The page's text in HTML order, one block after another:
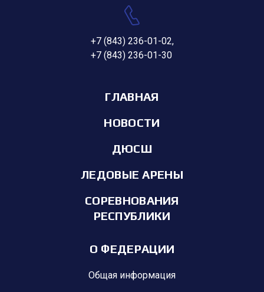
+7 (843) 236-01-02,
+7 (843) 236-01-30
ГЛАВНАЯ
НОВОСТИ
ДЮСШ
ЛЕДОВЫЕ АРЕНЫ
СОРЕВНОВАНИЯ
РЕСПУБЛИКИ
О ФЕДЕРАЦИИ
Общая информация